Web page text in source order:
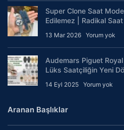
Super Clone Saat
Edilemez | Radikal Saat
13 Mar 2026 Yorum yok
Audemars Piguet
Lüks Saatçiliğin Yeni
14 Eyl 2025 Yorum yok
Aranan Başlıklar